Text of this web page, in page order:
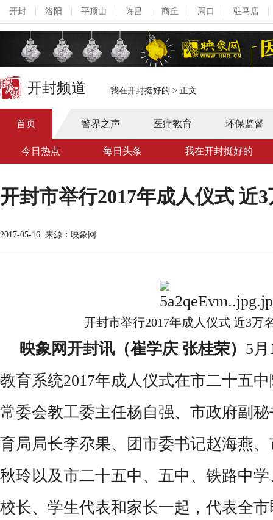
开封 洛阳 平顶山 许昌 商丘 周口 驻马店
开封频道 我在开封挺好的 > 正文
首页 警界之声 医疗教育 环保监督
今日热点 每日头条 我在开封挺好的
开封市举行2017年成人仪式 近
2017-05-16 来源：映象网
开封市举行2017年成人仪式 近3万
映象网开封讯（崔学庆 张桂荣） 5
教育系统2017年成人仪式在市二十五
常委会教工委主任杨自强、市政府副
育局局长李尕果、团市委书记赵海燕
秋玲以及市二十五中、五中、铁路中
校长、学生代表和家长一起，代表全